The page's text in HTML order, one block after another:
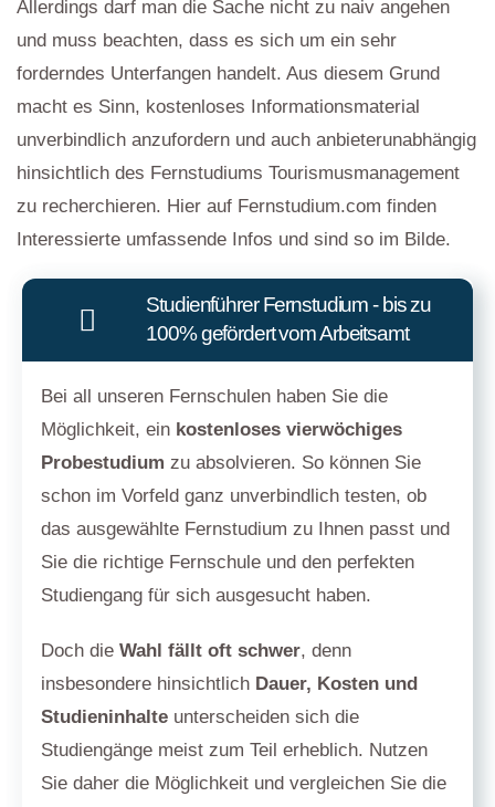
Allerdings darf man die Sache nicht zu naiv angehen
und muss beachten, dass es sich um ein sehr
forderndes Unterfangen handelt. Aus diesem Grund
macht es Sinn, kostenloses Informationsmaterial
unverbindlich anzufordern und auch anbieterunabhängig
hinsichtlich des Fernstudiums Tourismusmanagement
zu recherchieren. Hier auf Fernstudium.com finden
Interessierte umfassende Infos und sind so im Bilde.
Studienführer Fernstudium - bis zu
100% gefördert vom Arbeitsamt
Bei all unseren Fernschulen haben Sie die
Möglichkeit, ein kostenloses vierwöchiges
Probestudium zu absolvieren. So können Sie
schon im Vorfeld ganz unverbindlich testen, ob
das ausgewählte Fernstudium zu Ihnen passt und
Sie die richtige Fernschule und den perfekten
Studiengang für sich ausgesucht haben.
Doch dieWahl fällt oft schwer, denn
insbesondere hinsichtlich Dauer, Kosten und
Studieninhalte unterscheiden sich die
Studiengänge meist zum Teil erheblich. Nutzen
Sie daher die Möglichkeit und vergleichen Sie die